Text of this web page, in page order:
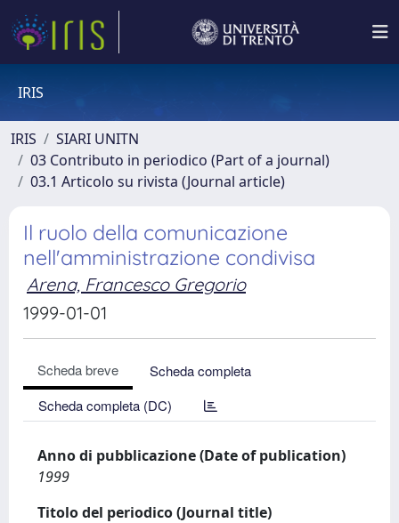
IRIS
IRIS
SIARI UNITN
03 Contributo in periodico (Part of a journal)
03.1 Articolo su rivista (Journal article)
Il ruolo della comunicazione
nell'amministrazione condivisa
Arena, Francesco Gregorio
1999-01-01
Scheda breve
Scheda completa
Scheda completa (DC)
Anno di pubblicazione (Date of publication)
1999
Titolo del periodico (Journal title)